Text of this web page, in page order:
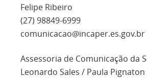
Felipe Ribeiro
(27) 98849-6999
comunicacao@incaper.es.gov.br
Assessoria de Comunicação da
Leonardo Sales / Paula Pignaton